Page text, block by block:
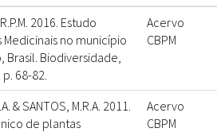
2016. Estudo
no município
Brasil. Biodiversidade,
68-82.
Acervo
CBPM
& SANTOS, M.R.A. 2011.
de plantas
Acervo
CBPM